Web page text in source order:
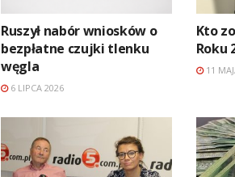
Ruszył nabór wniosków o
bezpłatne czujki tlenku
węgla
6 LIPCA 2026
Kto
Roku
11